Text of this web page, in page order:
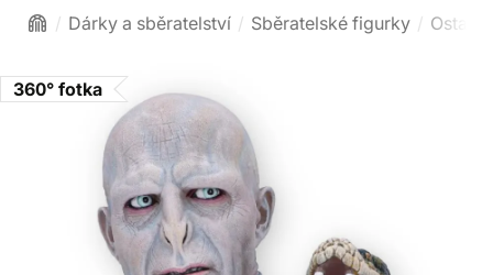
Dárky a sběratelství Sběratelské figurky
360° fotka